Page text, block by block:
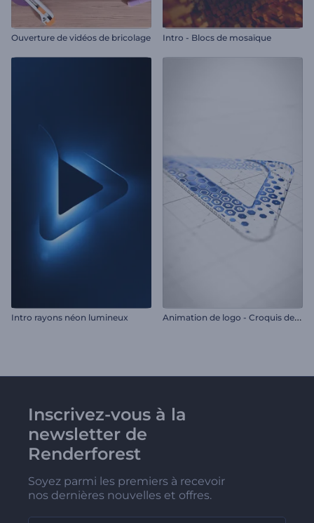
Ouverture de vidéos de bricolage Intro - Blocs de mosaïque
Intro rayons néon lumineux A
nimation de logo - Croquis de l'hexagone
Inscrivez-vous à la
newsletter de
Renderforest
Soyez parmi les premiers à recevoir
nos dernières nouvelles et offres.